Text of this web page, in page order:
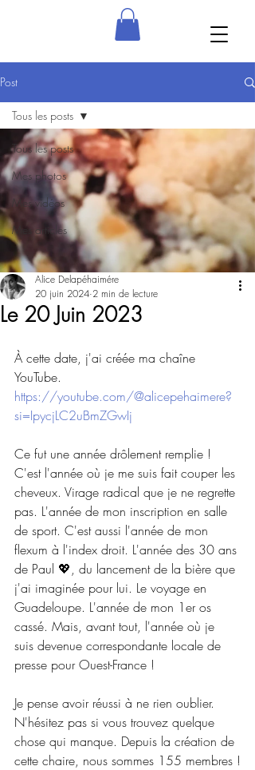
Post
Tous les posts
Mes photos
Mes vidéos
Mes articles
Tous les posts
Le 20 Juin 2023
Alice Delapéhaimére
20 juin 2024 2 min de lecture
À cette date, j'ai créée ma chaîne
YouTube.
https://youtube.com/@alicepehaimere?
si=IpycjLC2uBmZGwIj
Ce fut une année drôlement remplie !
C'est l'année où je me suis fait couper les
cheveux. Virage radical que je ne regrette
pas. L'année de mon inscription en salle
de sport. C'est aussi l'année de mon
flexum à l'index droit. L'année des 30 ans
de Paul 💖, du lancement de la bière que
j'ai imaginée pour lui. Le voyage en
Guadeloupe. L'année de mon 1er os
cassé. Mais, avant tout, l'année où je
suis devenue correspondante locale de
presse pour Ouest-France !
Je pense avoir réussi à ne rien oublier.
N'hésitez pas si vous trouvez quelque
chose qui manque. Depuis la création de
cette chaire, nous sommes 155 membres !